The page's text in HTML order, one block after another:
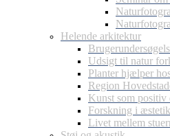
Helende arkitektur
Udsigt til natur
Planter hjælper
Region
Kunst som positiv
Forskning i
Livet mellem